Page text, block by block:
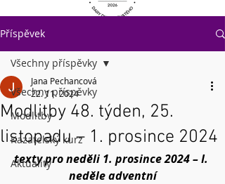
Příspěvek
Všechny příspěvky
Modlitby
Kazatelský kurz
Aktuality
Všechny příspěvky
Modlitby 48. týden, 25.
listopadu – 1. prosince 2024
Jana Pechancová
22. 11. 2024
texty pro neděli 1. prosince 2024 – I.
neděle adventní